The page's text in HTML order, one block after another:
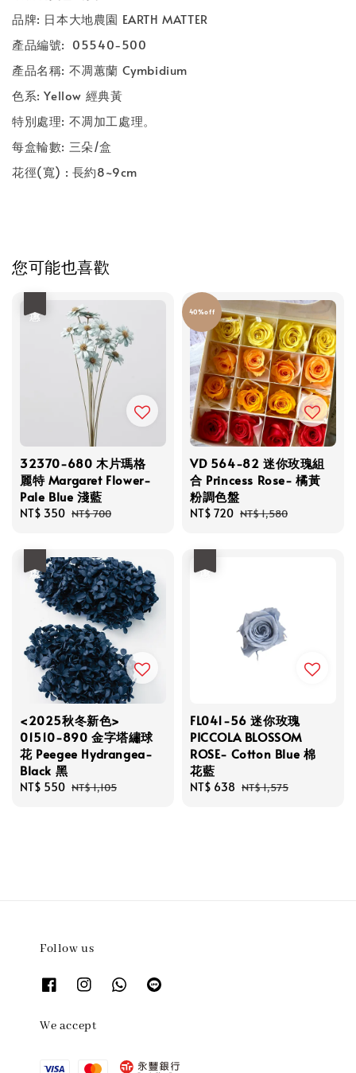
品牌: 日本大地農園 EARTH MATTER
產品編號: 05540-500
產品名稱: 不凋蕙蘭 Cymbidium
色系: Yellow 經典黃
特別處理: 不凋加工處理。
每盒輪數: 三朵/盒
花徑(寬) : 長約8~9cm
您可能也喜歡
32370-680 木片瑪格
麗特 Margaret Flower-
Pale Blue 淺藍
Sale
NT$ 350 Regular
NT$ 700
40%off
VD 564-82 迷你玫瑰組
合 Princess Rose- 橘黃
粉調色盤
Sale
NT$ 720 Regular
NT$ 1,580
<2025秋冬新色>
01510-890 金字塔繡球
花 Peegee Hydrangea-
Black 黑
Sale
NT$ 550 Regular
NT$ 1,105
FL041-56 迷你玫瑰
PICCOLA BLOSSOM
ROSE- Cotton Blue 棉
花藍
Sale
NT$ 638 Regular
NT$ 1,575
Follow us
We accept